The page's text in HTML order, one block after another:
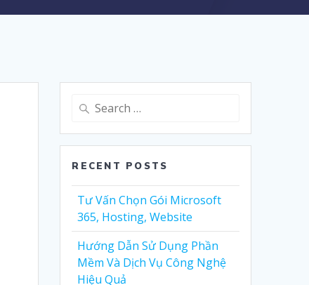
Search
RECENT POSTS
Tư Vấn Chọn Gói Microsoft
365, Hosting, Website
Hướng Dẫn Sử Dụng Phần
Mềm Và Dịch Vụ Công Nghệ
Hiệu Quả